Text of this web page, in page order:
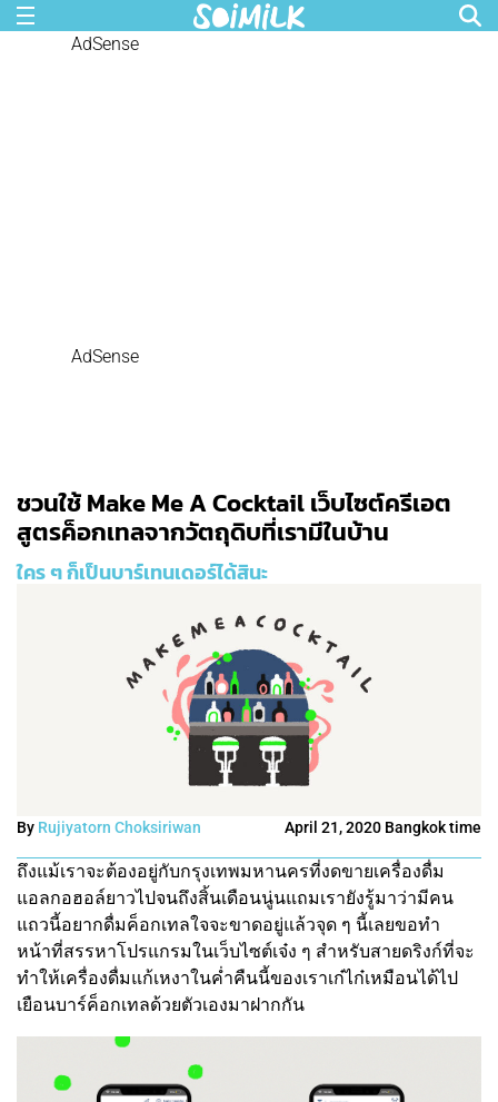
AdSense
AdSense
ชวนใช้ Make Me A Cocktail เว็บไซต์ครีเอต
สูตรค็อกเทลจากวัตถุดิบที่เรามีในบ้าน
ใคร ๆ ก็เป็นบาร์เทนเดอร์ได้สินะ
By Rujiyatorn Choksiriwan April 21, 2020 Bangkok time
ถึงแม้เราจะต้องอยู่กับกรุงเทพมหานครที่งดขายเครื่องดื่ม
แอลกอฮอล์ยาวไปจนถึงสิ้นเดือนนู่นแถมเรายังรู้มาว่ามีคน
แถวนี้อยากดื่มค็อกเทลใจจะขาดอยู่แล้วจุด ๆ นี้เลยขอทำ
หน้าที่สรรหาโปรแกรมในเว็บไซต์เจ๋ง ๆ สำหรับสายดริงก์ที่จะ
ทำให้เครื่องดื่มแก้เหงาในค่ำคืนนี้ของเราเก๋ไก๋เหมือนได้ไป
เยือนบาร์ค็อกเทลด้วยตัวเองมาฝากกัน